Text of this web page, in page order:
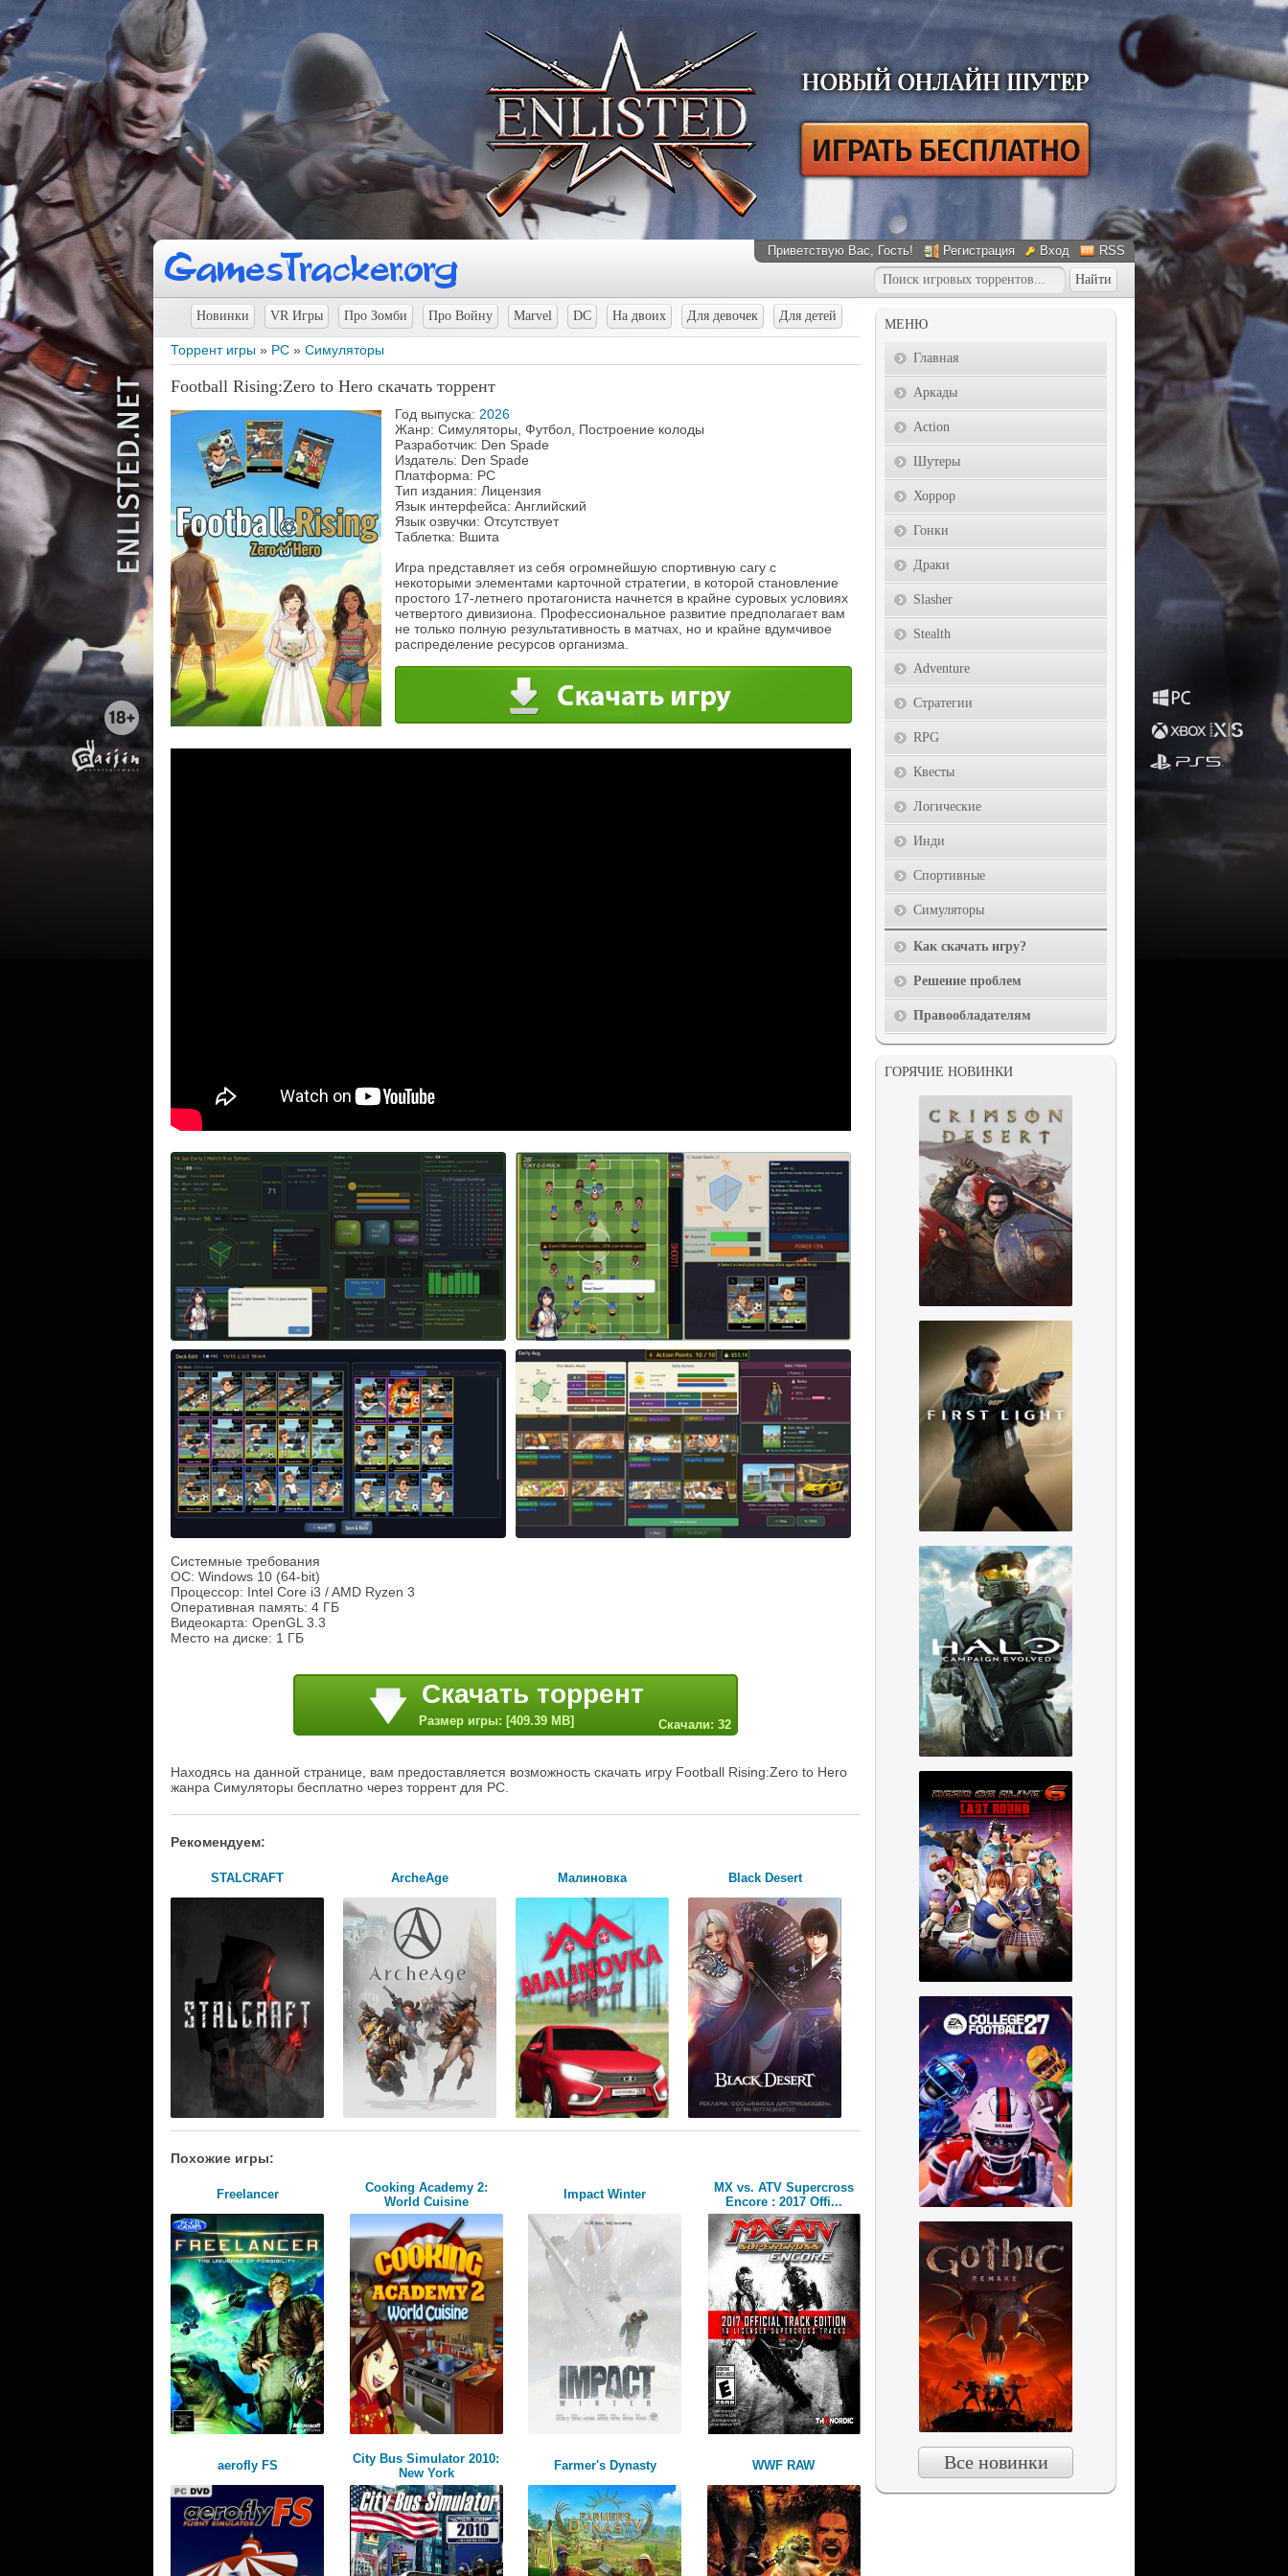
Приветствую Вас, Гость! Регистрация Вход RSS
Новинки VR Игры Про Зомби Про Войну Marvel DC На двоих Для девочек Для детей
Торрент игры » PC » Симуляторы
Football Rising:Zero to Hero скачать торрент
Год выпуска: 2026
Жанр: Симуляторы, Футбол, Построение колоды
Разработчик: Den Spade
Издатель: Den Spade
Платформа: PC
Тип издания: Лицензия
Язык интерфейса: Английский
Язык озвучки: Отсутствует
Таблетка: Вшита
Игра представляет из себя огромнейшую спортивную сагу с
некоторыми элементами карточной стратегии, в которой становление
простого 17-летнего протагониста начнется в крайне суровых условиях
четвертого дивизиона. Профессиональное развитие предполагает вам
не только полную результативность в матчах, но и крайне вдумчивое
распределение ресурсов организма.
Системные требования
ОС: Windows 10 (64-bit)
Процессор: Intel Core i3 / AMD Ryzen 3
Оперативная память: 4 ГБ
Видеокарта: OpenGL 3.3
Место на диске: 1 ГБ
Скачать торрент
Размер игры: [409.39 MB] Скачали: 32
Находясь на данной странице, вам предоставляется возможность скачать игру Football Rising:Zero to Hero
жанра Симуляторы бесплатно через торрент для PC.
Рекомендуем:
STALCRAFT ArcheAge Малиновка Black Desert
Похожие игры:
Freelancer
Cooking Academy 2:
World Cuisine
Impact Winter
MX vs. ATV Supercross
Encore : 2017 Offi...
aerofly FS
City Bus Simulator 2010:
New York
Farmer's Dynasty WWF RAW
МЕНЮ
Главная
Аркады
Action
Шутеры
Хоррор
Гонки
Драки
Slasher
Stealth
Adventure
Стратегии
RPG
Квесты
Логические
Инди
Спортивные
Симуляторы
Как скачать игру?
Решение проблем
Правообладателям
ГОРЯЧИЕ НОВИНКИ
Все новинки